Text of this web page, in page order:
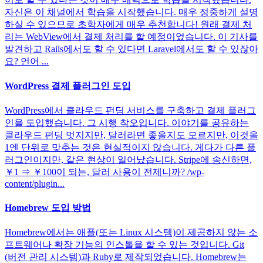
자신은 이 채널에서 학습을 시작했습니다. 매우 정중하게 설명
하실 수 있으므로 초학자에게 매우 추천합니다! 원래 결제 처
리는 WebView에서 결제 처리를 할 예정이었습니다. 이 기사를
발견하고 Rails에서도 할 수 있다면 Laravel에서도 할 수 있잖아
요? 언어 ...
WordPress 결제 플러그인 도입
WordPress에서 클라우드 펀딩 서비스를 구축하고 결제 플러그
인을 도입했습니다. 그 시행 착오입니다. 이야기를 공유하는
클라우드 펀딩 멋지지만, 달러라면 좋을지도 모르지만, 이것을
1엔 단위로 맞추는 것은 현실적이지 않습니다. 게다가 다른 플
러그인이지만, 같은 현상이 일어났습니다. Stripe에 송신하면,
￥1 ⇒ ￥100이 되는, 달러 사용이 전제니까? /wp-
content/plugin...
Homebrew 도입 방법
Homebrew에서는 애플(또는 Linux 시스템)이 제공하지 않는 소
프트웨어나 확장 기능의 인스톨을 할 수 있는 것입니다. Git
(버전 관리 시스템)과 Ruby로 제작되었습니다. Homebrew는